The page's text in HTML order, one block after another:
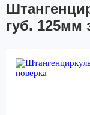
губ. 125мм